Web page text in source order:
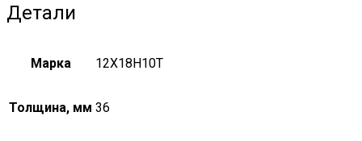
Детали
Марка 12Х18Н10Т
Толщина, мм 36